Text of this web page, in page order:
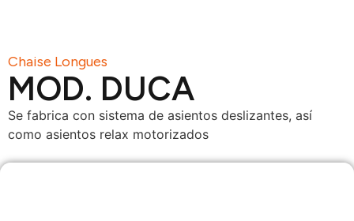
Chaise Longues
MOD. DUCA
Se fabrica con sistema de asientos deslizantes, así
como asientos relax motorizados